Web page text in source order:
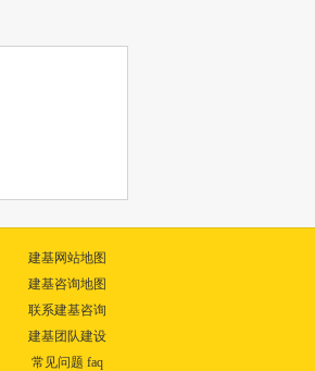
建基网站地图
建基咨询地图
联系建基咨询
建基团队建设
常见问题 faq